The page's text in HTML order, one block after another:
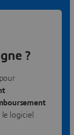
?
logiciel